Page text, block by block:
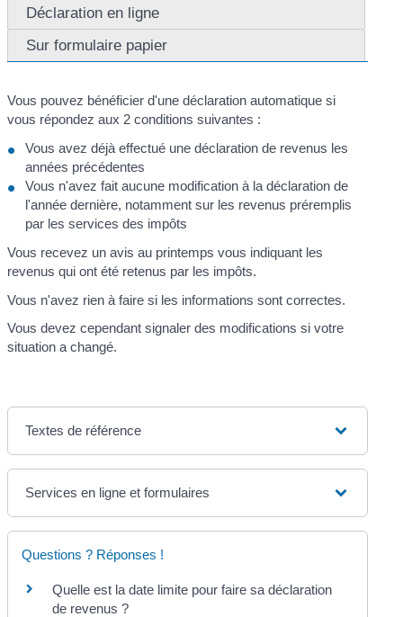
Déclaration en ligne
Sur formulaire papier
Vous pouvez bénéficier d'une déclaration automatique si
vous répondez aux 2 conditions suivantes :
Vous avez déjà effectué une déclaration de revenus les
années précédentes
Vous n'avez fait aucune modification à la déclaration de
l'année dernière, notamment sur les revenus préremplis
par les services des impôts
Vous recevez un avis au printemps vous indiquant les
revenus qui ont été retenus par les impôts.
Vous n'avez rien à faire si les informations sont correctes.
Vous devez cependant signaler des modifications si votre
situation a changé.
Textes de référence
Services en ligne et formulaires
Questions ? Réponses !
Quelle est la date limite pour faire sa déclaration
de revenus ?